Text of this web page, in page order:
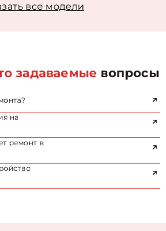
все модели
задаваемые вопросы
на
ремонт в